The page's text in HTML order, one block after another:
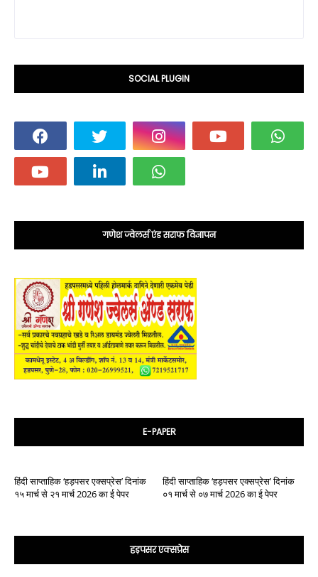
SOCIAL PLUGIN
गणेश ज्वेलर्स एंड सराफ विज्ञापन
E-PAPER
हिंदी साप्ताहिक ‘हड़पसर एक्सप्रेस’ दिनांक
१५ मार्च से २१ मार्च 2026 का ई पेपर
हिंदी साप्ताहिक ‘हड़पसर एक्सप्रेस’ दिनांक
०१ मार्च से ०७ मार्च 2026 का ई पेपर
हड़पसर एक्सप्रेस